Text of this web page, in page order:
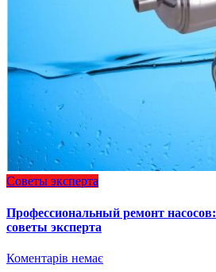
Советы эксперта
Профессиональный ремонт насосов:
советы эксперта
Коментарів немає